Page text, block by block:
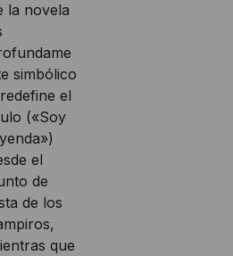
la novela
simbólico
el
(«Soy
el
de
de los
que